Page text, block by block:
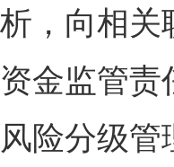
，向相
金监管
险分级